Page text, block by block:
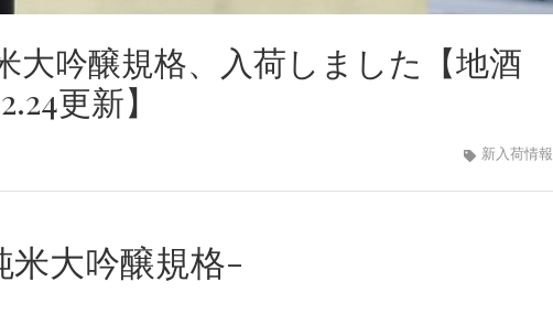
大吟醸規格、入荷しました【地酒
更新】
新入荷情報
米大吟醸規格-